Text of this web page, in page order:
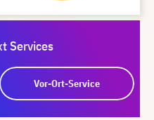
Services
Vor-Ort-Service